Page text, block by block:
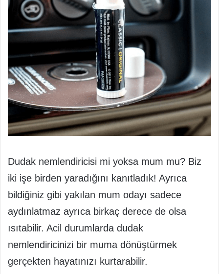
Dudak nemlendiricisi mi yoksa mum mu? Biz
iki işe birden yaradığını kanıtladık! Ayrıca
bildiğiniz gibi yakılan mum odayı sadece
aydınlatmaz ayrıca birkaç derece de olsa
ısıtabilir. Acil durumlarda dudak
nemlendiricinizi bir muma dönüştürmek
gerçekten hayatınızı kurtarabilir.